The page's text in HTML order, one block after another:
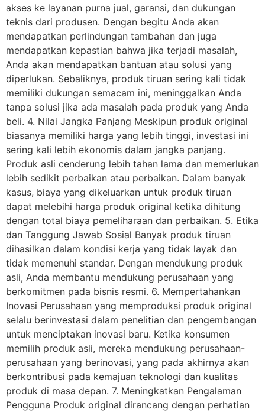
akses ke layanan purna jual, garansi, dan dukungan
teknis dari produsen. Dengan begitu Anda akan
mendapatkan perlindungan tambahan dan juga
mendapatkan kepastian bahwa jika terjadi masalah,
Anda akan mendapatkan bantuan atau solusi yang
diperlukan. Sebaliknya, produk tiruan sering kali tidak
memiliki dukungan semacam ini, meninggalkan Anda
tanpa solusi jika ada masalah pada produk yang Anda
beli. 4. Nilai Jangka Panjang Meskipun produk original
biasanya memiliki harga yang lebih tinggi, investasi ini
sering kali lebih ekonomis dalam jangka panjang.
Produk asli cenderung lebih tahan lama dan memerlukan
lebih sedikit perbaikan atau perbaikan. Dalam banyak
kasus, biaya yang dikeluarkan untuk produk tiruan
dapat melebihi harga produk original ketika dihitung
dengan total biaya pemeliharaan dan perbaikan. 5. Etika
dan Tanggung Jawab Sosial Banyak produk tiruan
dihasilkan dalam kondisi kerja yang tidak layak dan
tidak memenuhi standar. Dengan mendukung produk
asli, Anda membantu mendukung perusahaan yang
berkomitmen pada bisnis resmi. 6. Mempertahankan
Inovasi Perusahaan yang memproduksi produk original
selalu berinvestasi dalam penelitian dan pengembangan
untuk menciptakan inovasi baru. Ketika konsumen
memilih produk asli, mereka mendukung perusahaan-
perusahaan yang berinovasi, yang pada akhirnya akan
berkontribusi pada kemajuan teknologi dan kualitas
produk di masa depan. 7. Meningkatkan Pengalaman
Pengguna Produk original dirancang dengan perhatian